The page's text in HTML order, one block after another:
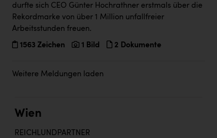
durfte sich CEO Günter Hochrathner erstmals über die
Rekordmarke von über 1 Million unfallfreier
Arbeitsstunden freuen.
1563 Zeichen 1 Bild 2 Dokumente
Weitere Meldungen laden
Wien
REICHLUNDPARTNER